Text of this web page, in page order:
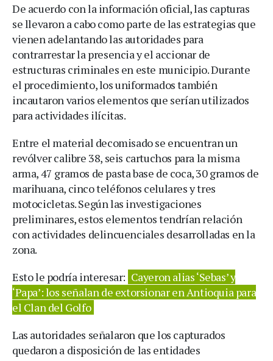
De acuerdo con la información oficial, las capturas
se llevaron a cabo como parte de las estrategias que
vienen adelantando las autoridades para
contrarrestar la presencia y el accionar de
estructuras criminales en este municipio. Durante
el procedimiento, los uniformados también
incautaron varios elementos que serían utilizados
para actividades ilícitas.
Entre el material decomisado se encuentran un
revólver calibre 38, seis cartuchos para la misma
arma, 47 gramos de pasta base de coca, 30 gramos de
marihuana, cinco teléfonos celulares y tres
motocicletas. Según las investigaciones
preliminares, estos elementos tendrían relación
con actividades delincuenciales desarrolladas en la
zona.
Esto le podría interesar: Cayeron alias ‘Sebas’ y
‘Papa’: los señalan de extorsionar en Antioquia para
el Clan del Golfo
Las autoridades señalaron que los capturados
quedaron a disposición de las entidades